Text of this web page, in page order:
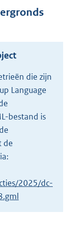
die zijn
Language
bestand is
de
2025/dc-